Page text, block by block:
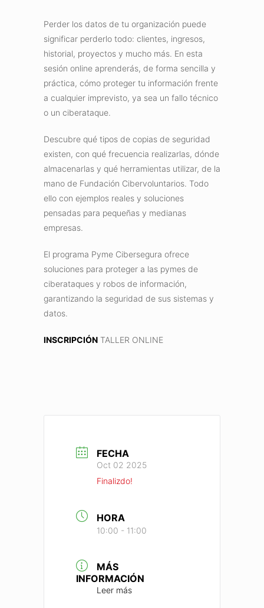
Perder los datos de tu organización puede
significar perderlo todo: clientes, ingresos,
historial, proyectos y mucho más. En esta
sesión online aprenderás, de forma sencilla y
práctica, cómo proteger tu información frente
a cualquier imprevisto, ya sea un fallo técnico
o un ciberataque.
Descubre qué tipos de copias de seguridad
existen, con qué frecuencia realizarlas, dónde
almacenarlas y qué herramientas utilizar, de la
mano de Fundación Cibervoluntarios. Todo
ello con ejemplos reales y soluciones
pensadas para pequeñas y medianas
empresas.
El programa Pyme Cibersegura ofrece
soluciones para proteger a las pymes de
ciberataques y robos de información,
garantizando la seguridad de sus sistemas y
datos.
INSCRIPCIÓN TALLER ONLINE
FECHA
Oct 02 2025
Finalizdo!
HORA
10:00 - 11:00
MÁS
INFORMACIÓN
Leer más